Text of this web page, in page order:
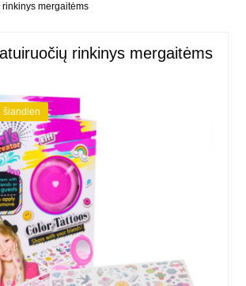
mergaitėms
rinkinys mergaitėms
šiandien